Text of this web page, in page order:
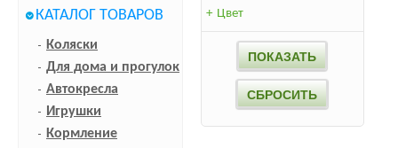
КАТАЛОГ ТОВАРОВ
Коляски
Для дома и прогулок
Автокресла
Игрушки
Кормление
+ Цвет